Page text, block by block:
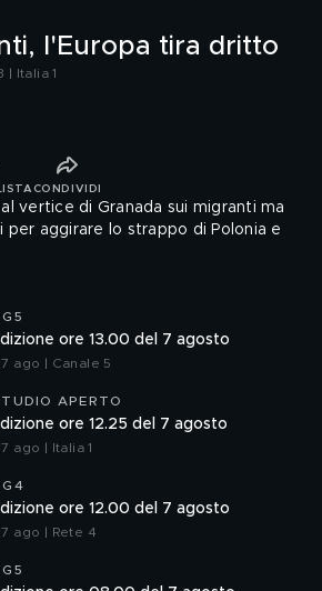
l'Europa tira dritto
| Italia 1
CONDIVIDI
vertice di Granada sui migranti ma
per aggirare lo strappo di Polonia e
ore 13.00 del 7 agosto
ago | Canale 5
APERTO
ore 12.25 del 7 agosto
ago | Italia 1
ore 12.00 del 7 agosto
ago | Rete 4